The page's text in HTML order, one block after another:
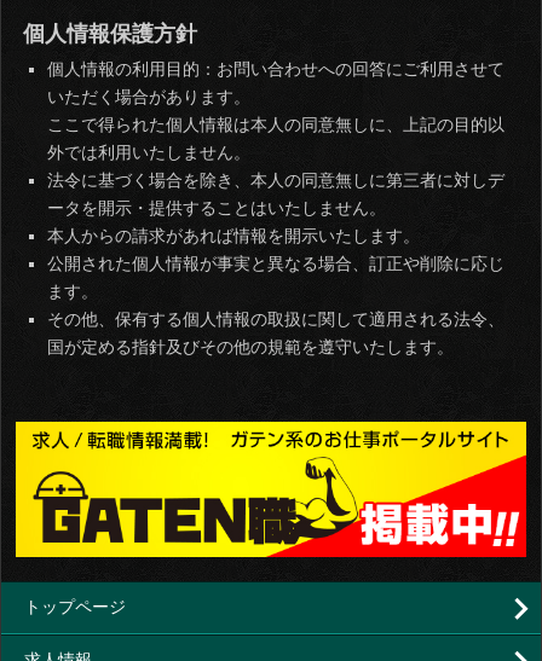
個人情報保護方針
個人情報の利用目的：お問い合わせへの回答にご利用させて
いただく場合があります。
ここで得られた個人情報は本人の同意無しに、上記の目的以
外では利用いたしません。
法令に基づく場合を除き、本人の同意無しに第三者に対しデ
ータを開示・提供することはいたしません。
本人からの請求があれば情報を開示いたします。
公開された個人情報が事実と異なる場合、訂正や削除に応じ
ます。
その他、保有する個人情報の取扱に関して適用される法令、
国が定める指針及びその他の規範を遵守いたします。
トップページ